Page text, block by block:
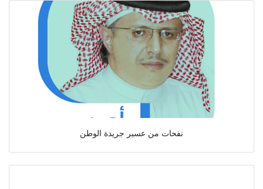
نفحات من عسير جريدة الوطن